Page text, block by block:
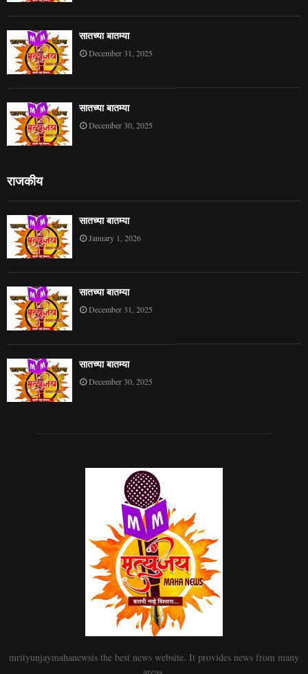
सातच्या बातम्या
December 31, 2025
सातच्या बातम्या
December 30, 2025
राजकीय
सातच्या बातम्या
January 1, 2026
सातच्या बातम्या
December 31, 2025
सातच्या बातम्या
December 30, 2025
mrityunjaymahanewsis the best news website. It provides news from many